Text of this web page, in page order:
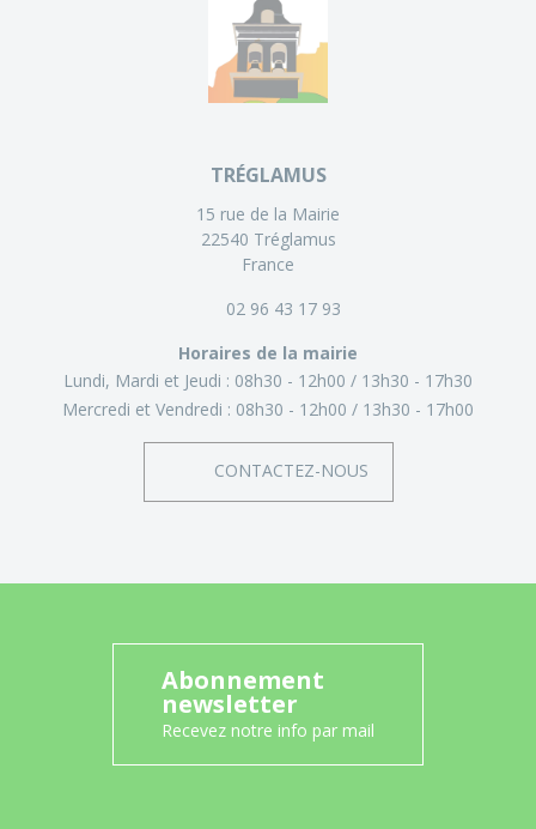
TRÉGLAMUS
15 rue de la Mairie
22540 Tréglamus
France
02 96 43 17 93
Horaires de la mairie
Lundi, Mardi et Jeudi : 08h30 - 12h00
13h30 - 17h30
Mercredi et Vendredi : 08h30 - 12h00 13h30 - 17h00
CONTACTEZ-NOUS
Abonnement
newsletter
Recevez notre info par mail